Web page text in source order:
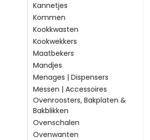
Kannetjes
Kommen
Kookkwasten
Kookwekkers
Maatbekers
Mandjes
Menages | Dispensers
Messen | Accessoires
Ovenroosters, Bakplaten &
Bakblikken
Ovenschalen
Ovenwanten